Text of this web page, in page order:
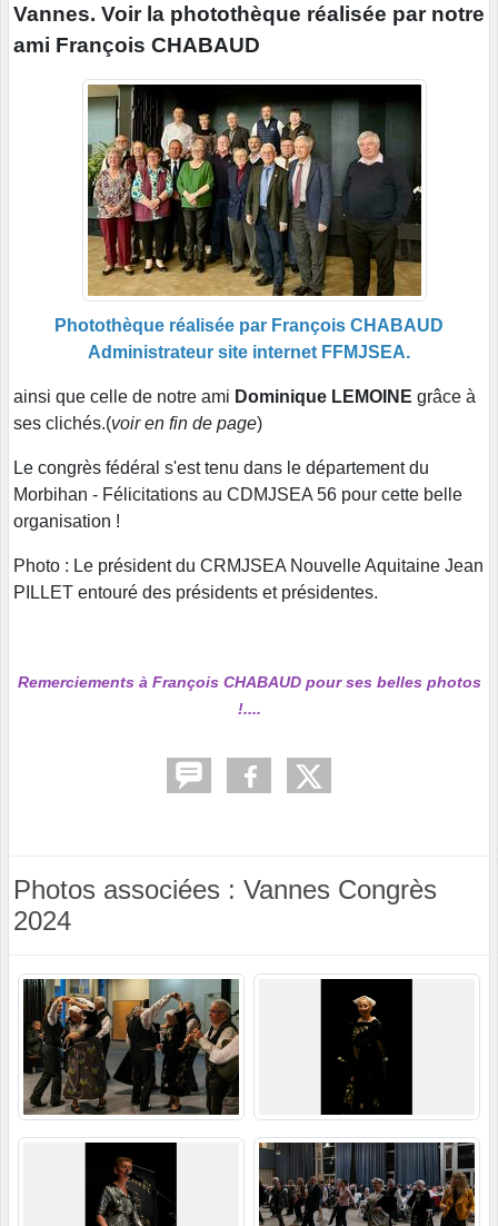
Vannes. Voir la photothèque réalisée par notre
ami François CHABAUD
Photothèque réalisée par François CHABAUD
Administrateur site internet FFMJSEA.
ainsi que celle de notre ami Dominique LEMOINE grâce à
ses clichés.(voir en fin de page)
Le congrès fédéral s'est tenu dans le département du
Morbihan - Félicitations au CDMJSEA 56 pour cette belle
organisation !
Photo : Le président du CRMJSEA Nouvelle Aquitaine Jean
PILLET entouré des présidents et présidentes.
Remerciements à François CHABAUD pour ses belles photos
!....
Photos associées : Vannes Congrès
2024